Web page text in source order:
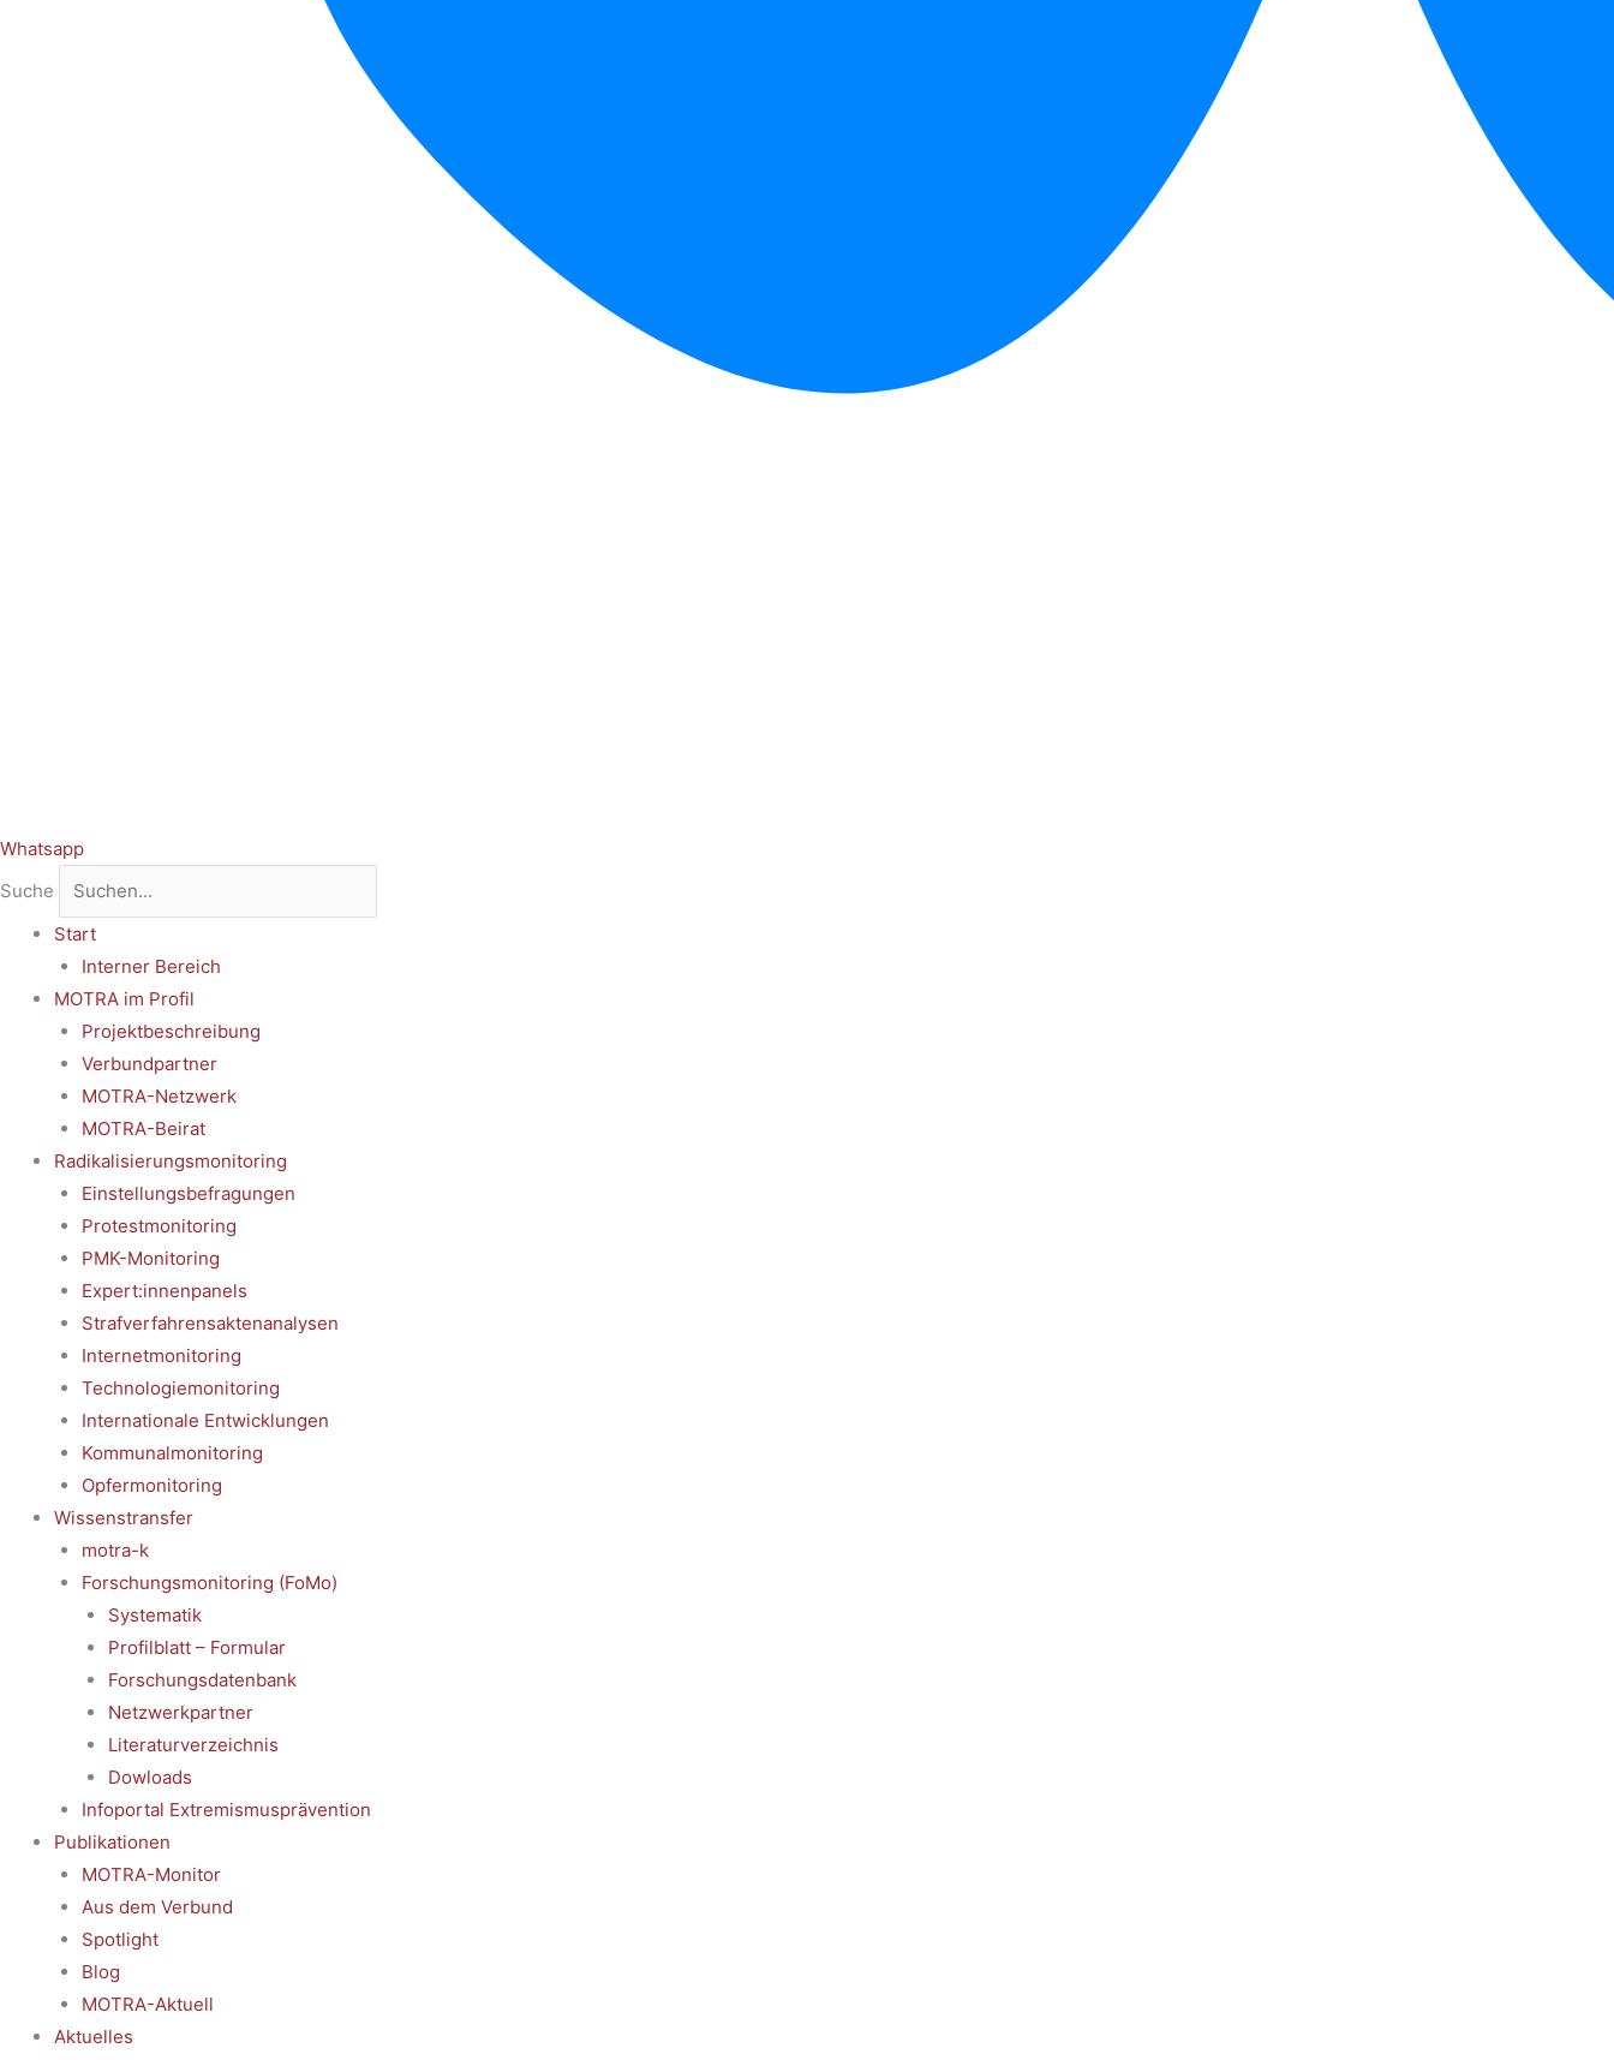
Whatsapp
Suche
Start
Interner Bereich
MOTRA im Profil
Projektbeschreibung
Verbundpartner
MOTRA-Netzwerk
MOTRA-Beirat
Radikalisierungsmonitoring
Einstellungsbefragungen
Protestmonitoring
PMK-Monitoring
Expert:innenpanels
Strafverfahrensaktenanalysen
Internetmonitoring
Technologiemonitoring
Internationale Entwicklungen
Kommunalmonitoring
Opfermonitoring
Wissenstransfer
motra-k
Forschungsmonitoring (FoMo)
Systematik
Profilblatt – Formular
Forschungsdatenbank
Netzwerkpartner
Literaturverzeichnis
Dowloads
Infoportal Extremismusprävention
Publikationen
MOTRA-Monitor
Aus dem Verbund
Spotlight
Blog
MOTRA-Aktuell
Aktuelles